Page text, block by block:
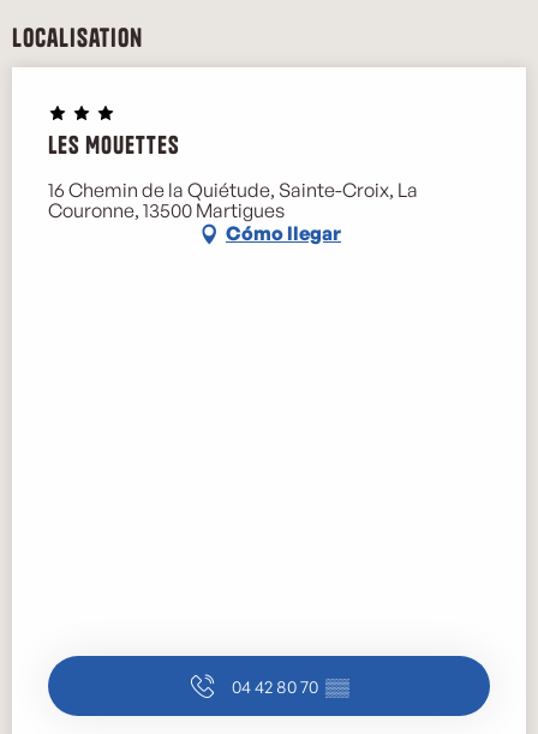
Localisation
Les Mouettes
16 Chemin de la Quiétude, Sainte-Croix, La
Couronne, 13500 Martigues
Cómo llegar
04 42 80 70 ▒▒